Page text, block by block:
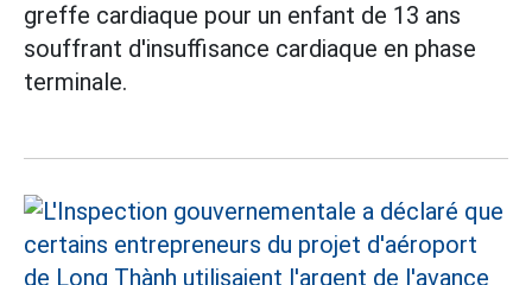
greffe cardiaque pour un enfant de 13 ans
souffrant d'insuffisance cardiaque en phase
terminale.